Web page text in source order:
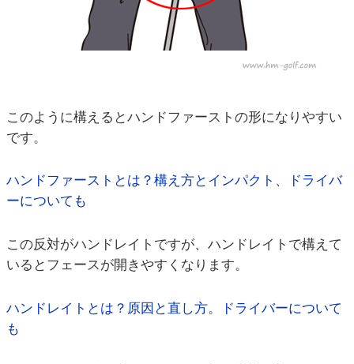
このように構えるとハンドファーストの形になりやすい
です。
ハンドファーストとは？構え方とインパクト、ドライバ
ーについても
この反対がハンドレイトですが、ハンドレイトで構えて
いるとフェースが開きやすくなります。
ハンドレイトとは？原因と直し方。ドライバーについて
も